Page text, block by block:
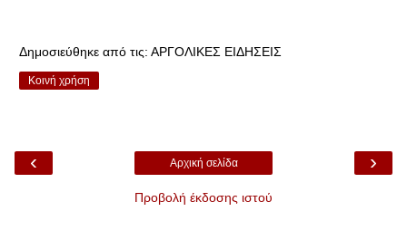
Δημοσιεύθηκε από τις: ΑΡΓΟΛΙΚΕΣ ΕΙΔΗΣΕΙΣ
Κοινή χρήση
‹ ›
Αρχική σελίδα
Προβολή έκδοσης ιστού